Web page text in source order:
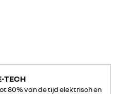
TECH
80% van de tijd elektrisch en